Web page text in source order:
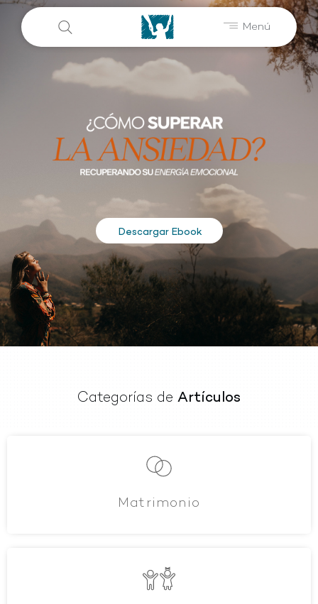
Menú
Descargar Ebook
Categorías de Artículos
Matrimonio